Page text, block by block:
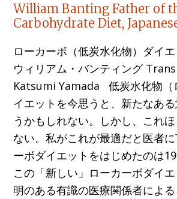
William Banting Father of
Carbohydrate Diet,
ローカーボ（低炭水化物）ダイ
ウィリアム・バンティング
Katsumi Yamada 低炭水化物（
イエットを今思うと、新たなあ
うかもしれない。しかし、これ
ない。私がこれが最適だと医者
ーボダイエットをはじめたのは
この「新しい」ローカーボダイ
明のある有識の医療関係者によ